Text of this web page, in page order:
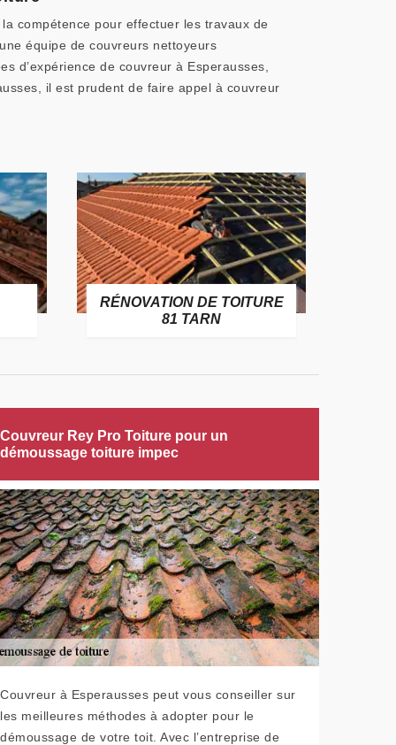
compétence pour effectuer les travaux de
équipe de couvreurs nettoyeurs
d’expérience de couvreur à Esperausses,
il est prudent de faire appel à couvreur
RÉNOVATION DE TOITURE
81 TARN
Couvreur Rey Pro Toiture pour un
démoussage toiture impec
Couvreur à Esperausses peut vous conseiller sur
les meilleures méthodes à adopter pour le
démoussage de votre toit. Avec l’entreprise de